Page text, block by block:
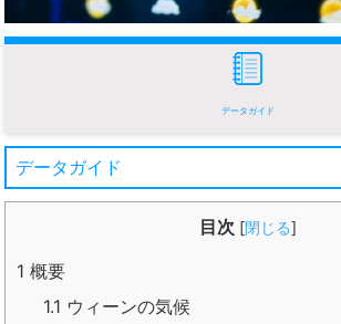
データガイド
データガイド
目次 [閉じる]
1 概要
1.1 ウィーンの気候